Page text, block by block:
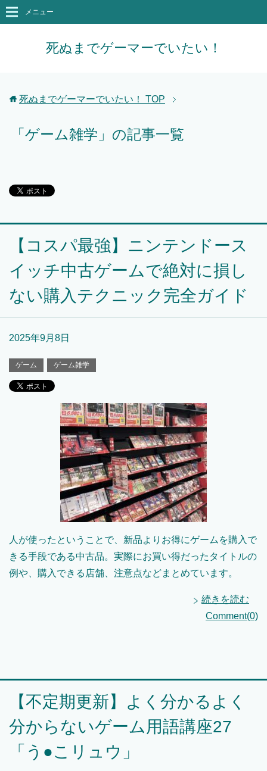
死ぬまでゲーマーでいたい！
メニュー
死ぬまでゲーマーでいたい！ TOP
「ゲーム雑学」の記事一覧
【コスパ最強】ニンテンドース
イッチ中古ゲームで絶対に損し
ない購入テクニック完全ガイド
2025年9月8日
ゲーム ゲーム雑学
人が使ったということで、新品よりお得にゲームを購入で
きる手段である中古品。実際にお買い得だったタイトルの
例や、購入できる店舗、注意点などまとめています。
続きを読む
Comment(0)
【不定期更新】よく分かるよく
分からないゲーム用語講座27
「う●こリュウ」